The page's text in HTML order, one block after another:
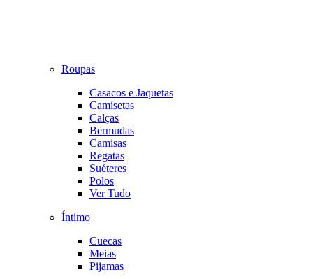
Roupas
Casacos e Jaquetas
Camisetas
Calças
Bermudas
Camisas
Regatas
Suéteres
Polos
Ver Tudo
Íntimo
Cuecas
Meias
Pijamas